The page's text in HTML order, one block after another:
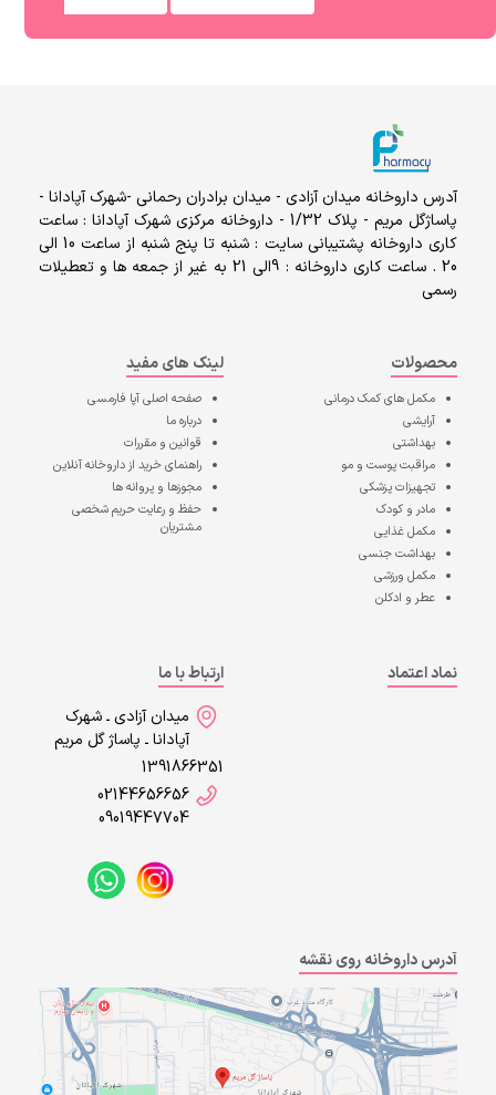
آدرس داروخانه میدان آزادی - میدان برادران رحمانی -شهرک آپادانا -
پاساژگل مریم - پلاک 1/32 - داروخانه مرکزی شهرک آپادانا : ساعت
کاری داروخانه پشتیبانی سایت : شنبه تا پنج شنبه از ساعت 10 الی
20 . ساعت کاری داروخانه : 9الی 21 به غیر از جمعه ها و تعطیلات
رسمی
محصولات
مکمل های کمک درمانی
آرایشی
بهداشتی
مراقبت پوست و مو
تجهیزات پزشکی
مادر و کودک
مکمل غذایی
بهداشت جنسی
مکمل ورزشی
عطر و ادکلن
لینک های مفید
صفحه اصلیآپا فارمسی
درباره ما
قوانین و مقررات
راهنمای خرید از داروخانه آنلاین
مجوزها و پروانه ها
حفظ و رعایت حریم شخصی
مشتریان
نماد اعتماد
ارتباط با ما
میدان آزادی ـ شهرک
آپادانا ـ پاساژ گل مریم
1391866351
02144656656
09019447704
آدرس داروخانه روی نقشه